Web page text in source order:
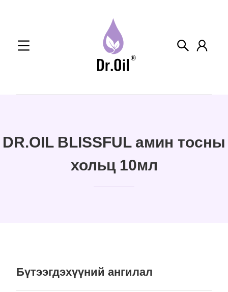
DR.OIL BLISSFUL амин тосны
хольц 10мл
Бүтээгдэхүүний ангилал